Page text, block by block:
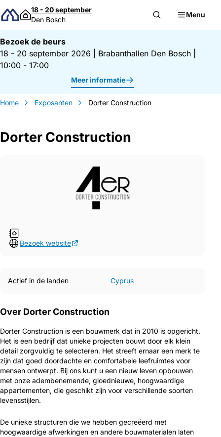
Direct naar inhoud
18 - 20 september
Den Bosch
Menu
Bezoek de beurs
18 - 20 september 2026
Brabanthallen Den Bosch
10:00 - 17:00
Meer informatie
Home Exposanten Dorter Construction
Dorter Construction
Bezoek website
Actief in de landen Cyprus
Over Dorter Construction
Dorter Construction is een bouwmerk dat in 2010 is opgericht.
Het is een bedrijf dat unieke projecten bouwt door elk klein
detail zorgvuldig te selecteren. Het streeft ernaar een merk te
zijn dat goed doordachte en comfortabele leefruimtes voor
mensen ontwerpt. Bij ons kunt u een nieuw leven opbouwen
met onze adembenemende, gloednieuwe, hoogwaardige
appartementen, die geschikt zijn voor verschillende soorten
levensstijlen.
De unieke structuren die we hebben gecreëerd met
hoogwaardige afwerkingen en andere bouwmaterialen laten